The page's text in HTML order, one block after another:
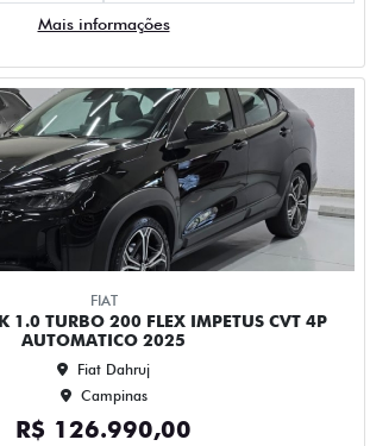
1.0 TURBO 200 FLEX IMPETUS CVT 4P
Fiat Dahruj
Campinas
R$ 126.990,00
2024/2025
Mais informações